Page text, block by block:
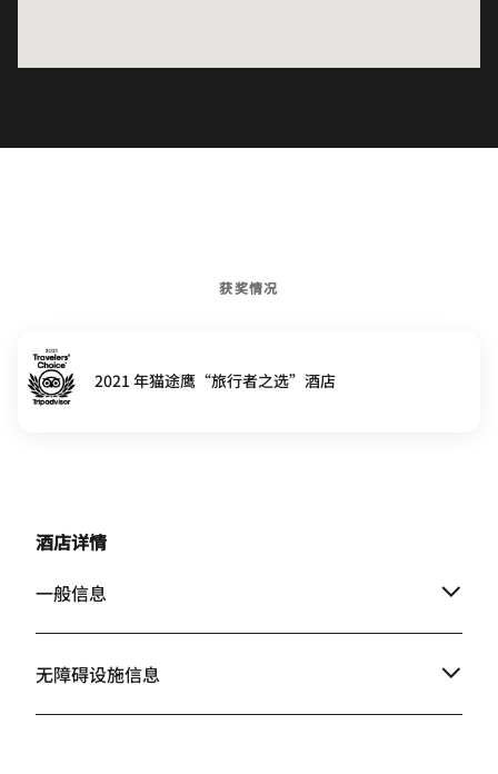
获奖情况
2021 年猫途鹰“旅行者之选”酒店
酒店详情
一般信息
无障碍设施信息